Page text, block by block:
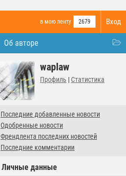
Вход
в мою ленту 2679
Об авторе
waplaw
Профиль | Статистика
Последние добавленные новости
Одобренные новости
Френдлента последних новостей
Последние комментарии
Личные данные